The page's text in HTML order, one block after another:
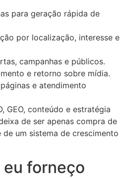
para geração rápida de
por localização, interesse e
campanhas e públicos.
e retorno sobre mídia.
e atendimento
GEO, conteúdo e estratégia
de ser apenas compra de
um sistema de crescimento
forneço